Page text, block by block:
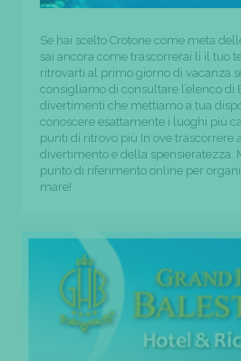
Se hai scelto Crotone come meta
sai ancora come trascorrerai lì il tuo
ritrovarti al primo giorno di vacanza
consigliamo di consultare l’elenco di
divertimenti che mettiamo a tua
conoscere esattamente i luoghi più
punti di ritrovo più In ove trascorrere
divertimento e della spensieratezza.
punto di riferimento online per
mare!